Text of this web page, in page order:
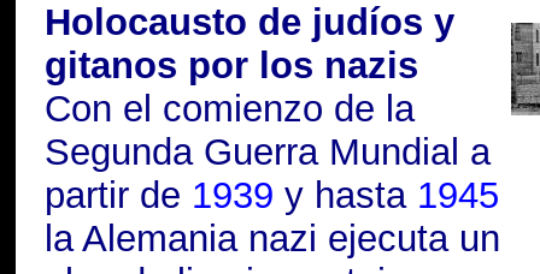
Holocausto de judíos y
gitanos por los nazis
Con el comienzo de la
Segunda Guerra Mundial a
partir de 1939 y hasta 1945
la Alemania nazi ejecuta un